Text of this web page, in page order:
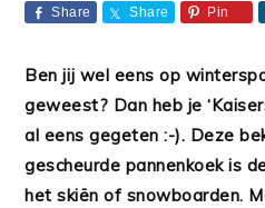
Share Share Pin
Ben jij wel eens op
geweest? Dan heb je
al eens gegeten :-). Deze
gescheurde pannenkoek is
het skiën of snowboarden.